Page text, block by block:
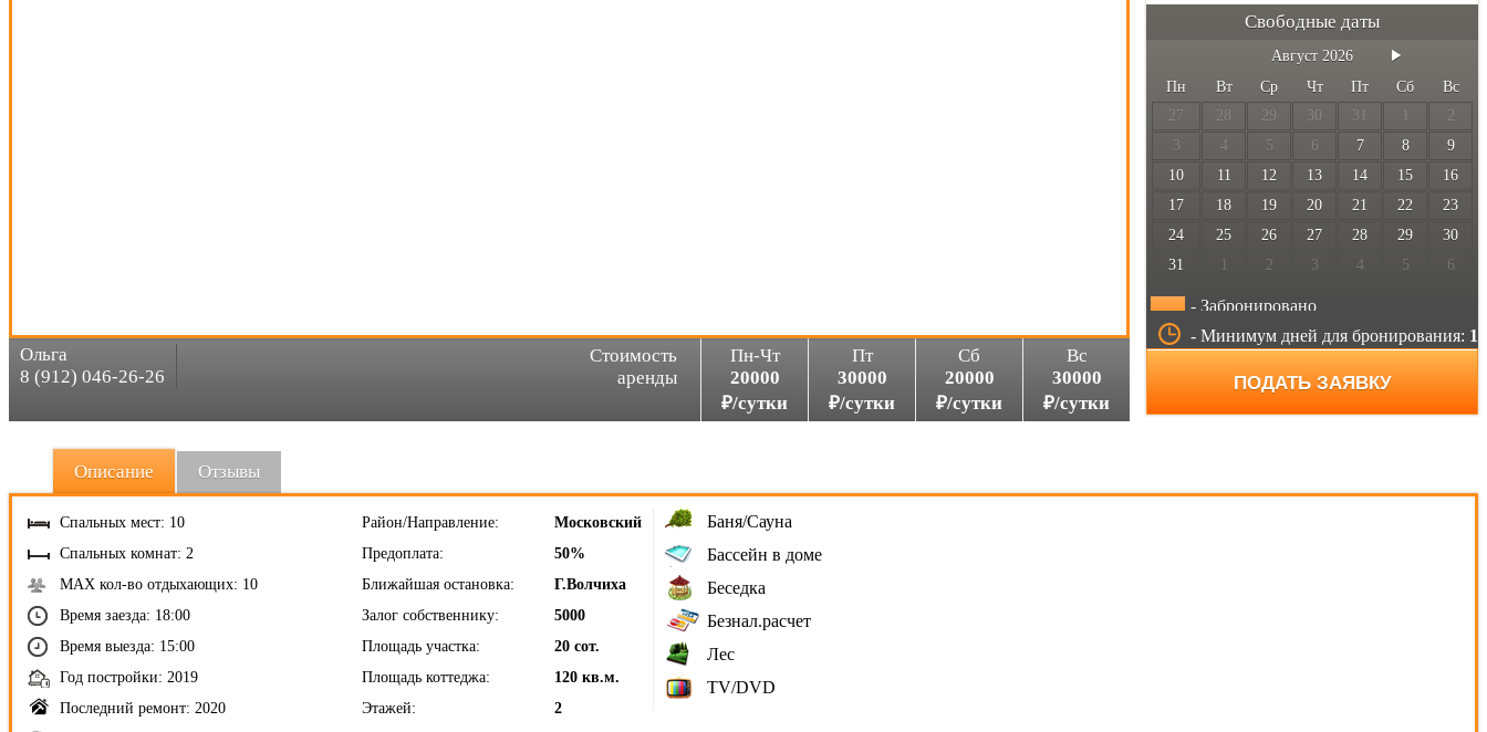
Свободные даты
Август 2026
Пн
Вт Ср Чт Пт Сб
Вс
27
28 29 30 31
2
3
4 5 6 7 8
9
10
11 12 13 14 15
16
17
18 19 20 21 22
23
24
25 26 27 28 29
30
31
2 3 4 5 6
- Забронировано
- Минимум дней для бронирования: 1
ПОДАТЬ ЗАЯВКУ
Ольга
8 (912) 046-26-26
Стоимость
аренды
Пн-Чт
20000
₽/сутки
Пт
30000
₽/сутки
Сб
20000
₽/сутки
Вс
30000
₽/сутки
Описание Отзывы
Спальных мест: 10
Спальных комнат: 2
MAX кол-во отдыхающих: 10
Время заезда: 18:00
Время выезда: 15:00
Год постройки: 2019
Последний ремонт: 2020
Район/Направление:
Московский
Предоплата:
50%
Ближайшая остановка:
Г.Волчиха
Залог собственнику:
5000
Площадь участка:
20 сот.
Площадь коттеджа:
120 кв.м.
Этажей:
2
Баня/Сауна
Бассейн в доме
Беседка
Безнал.расчет
Лес
TV/DVD